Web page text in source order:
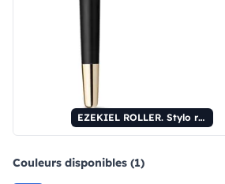
EZEKIEL ROLLER. Stylo roller en métal avec détails dorés.
Couleurs disponibles (1)